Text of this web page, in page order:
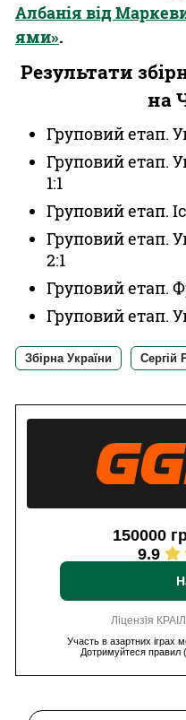
Албанія від
ями».
Результати
на
Груповий етап.
Груповий етап.
1:1
Груповий етап.
Груповий етап.
2:1
Груповий етап.
Груповий етап.
Збірна України Сергій
150000
9.9
Ліцензія
Участь в азартних іграх
Дотримуйтеся правил